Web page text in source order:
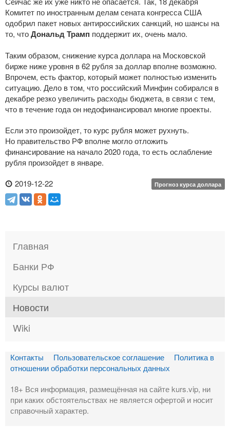
Комитет по иностранным делам сената конгресса США
одобрил пакет новых антироссийских санкций, но шансы на
то, чтоДональд Трамп поддержит их, очень мало.
Таким образом, снижение курса доллара на Московской
бирже ниже уровня в 62 рубля за доллар вполне возможно.
Впрочем, есть фактор, который может полностью изменить
ситуацию. Дело в том, что российский Минфин собирался в
декабре резко увеличить расходы бюджета, в связи с тем,
что в течение года он недофинансировал многие проекты.
Если это произойдет, то курс рубля может рухнуть.
Но правительство РФ вполне могло отложить
финансирование на начало 2020 года, то есть ослабление
рубля произойдет в январе.
2019-12-22
Прогноз курса доллара
Главная
Банки РФ
Курсы валют
Новости
Wiki
Контакты Пользовательское соглашение
Политика в
отношении обработки персональных данных
18+ Вся информация, размещённая на сайте kurs.vip, ни
при каких обстоятельствах не является офертой и носит
справочный характер.